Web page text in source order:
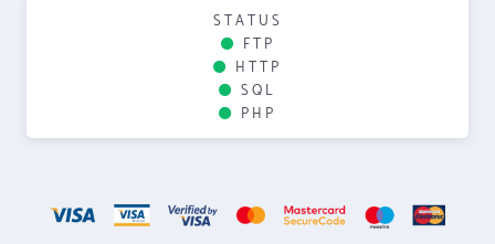
STATUS
FTP
HTTP
SQL
PHP